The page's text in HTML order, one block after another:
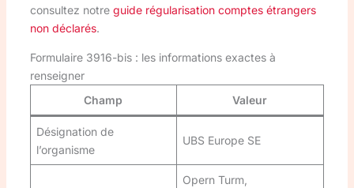
consultez notre guide régularisation comptes étrangers
non déclarés.
Formulaire 3916-bis : les informations exactes à
renseigner
Champ
Valeur
Désignation de
l’organisme
UBS Europe SE
Opern Turm,